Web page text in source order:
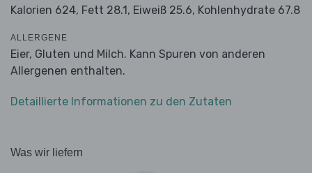
Kalorien 624, Fett 28.1, Eiweiß 25.6, Kohlenhydrate 67.8
ALLERGENE
Eier, Gluten und Milch. Kann Spuren von anderen
Allergenen enthalten.
Detaillierte Informationen zu den Zutaten
Was wir liefern